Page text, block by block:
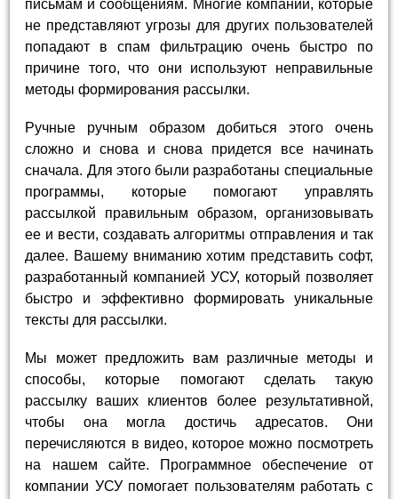
письмам и сообщениям. Многие компании, которые
не представляют угрозы для других пользователей
попадают в спам фильтрацию очень быстро по
причине того, что они используют неправильные
методы формирования рассылки.
Ручные ручным образом добиться этого очень
сложно и снова и снова придется все начинать
сначала. Для этого были разработаны специальные
программы, которые помогают управлять
рассылкой правильным образом, организовывать
ее и вести, создавать алгоритмы отправления и так
далее. Вашему вниманию хотим представить софт,
разработанный компанией УСУ, который позволяет
быстро и эффективно формировать уникальные
тексты для рассылки.
Мы может предложить вам различные методы и
способы, которые помогают сделать такую
рассылку ваших клиентов более результативной,
чтобы она могла достичь адресатов. Они
перечисляются в видео, которое можно посмотреть
на нашем сайте. Программное обеспечение от
компании УСУ помогает пользователям работать с